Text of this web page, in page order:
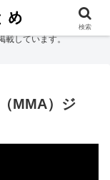
キックボクシング・ボ
載しています。
MMA）ジ
検索